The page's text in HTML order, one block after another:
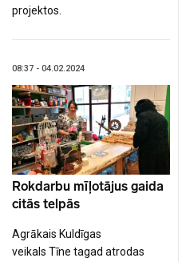
projektos.
08:37 - 04.02.2024
Rokdarbu mīļotājus gaida
citās telpās
Agrākais Kuldīgas
veikals Tīne tagad atrodas